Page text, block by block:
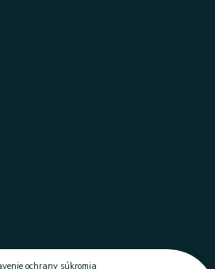
ochrany súkromia